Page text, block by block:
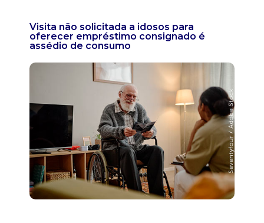
Visita não solicitada a idosos para
oferecer empréstimo consignado é
assédio de consumo